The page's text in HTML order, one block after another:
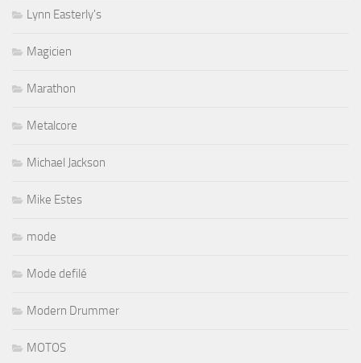
Lynn Easterly's
Magicien
Marathon
Metalcore
Michael Jackson
Mike Estes
mode
Mode defilé
Modern Drummer
MOTOS